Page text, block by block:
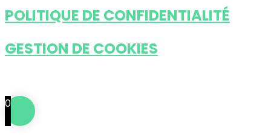
POLITIQUE DE CONFIDENTIALITÉ
GESTION DE COOKIES
0